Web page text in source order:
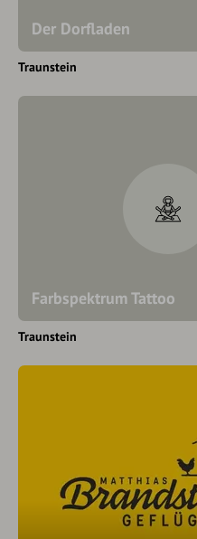
Der Dorfladen
Traunstein
Farbspektrum Tattoo
Traunstein